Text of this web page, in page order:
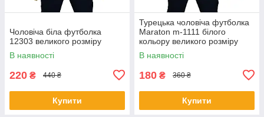
Чоловіча біла футболка
12303 великого розміру
В наявності
220 ₴ 440 ₴
Купити
Турецька чоловіча футболка
Maraton m-1111 білого
кольору великого розміру
В наявності
180 ₴ 360 ₴
Купити